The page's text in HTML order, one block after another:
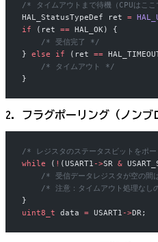
/* タイムアウトまで待機（CPUはこ
HAL_StatusTypeDef ret =
if (ret == HAL_OK) {
    /* 受信完了 */
} else if (ret ==
    /* タイムアウト */
}
2. フラグポーリング（ノンブ
/* レジスタのステータスビットをポ
while ( ! (USART1 ->SR &
/* 受信データレジスタが空の間
/* 注意：タイムアウト処理なし
}
uint8_t data = USART1 ->DR;